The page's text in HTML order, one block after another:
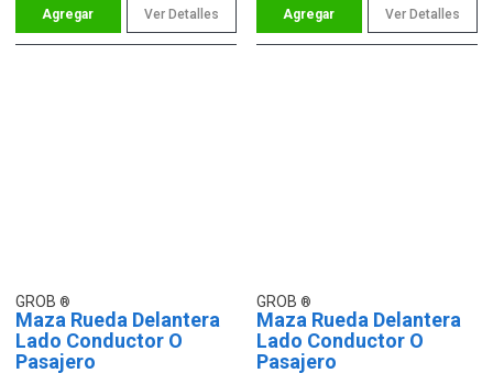
Ver Detalles Ver Detalles
GROB
Maza Rueda Delantera
Lado Conductor O
Pasajero
GROB
Maza Rueda Delantera
Lado Conductor O
Pasajero